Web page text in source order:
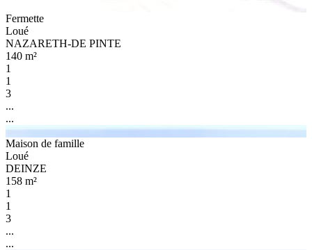
Fermette
Loué
NAZARETH-DE PINTE
140 m²
1
1
3
...
...
Maison de famille
Loué
DEINZE
158 m²
1
1
3
...
...